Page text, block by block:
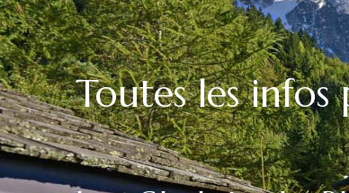
Toutes les